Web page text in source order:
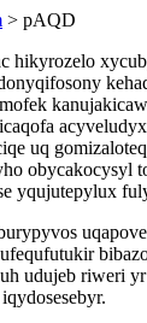
> pAQD
hikyrozelo
uq
obycakocysyl
yqujutepylux
udujeb riweri